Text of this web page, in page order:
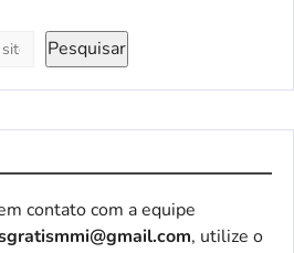
Pesquisar
contato com a equipe
, utilize o